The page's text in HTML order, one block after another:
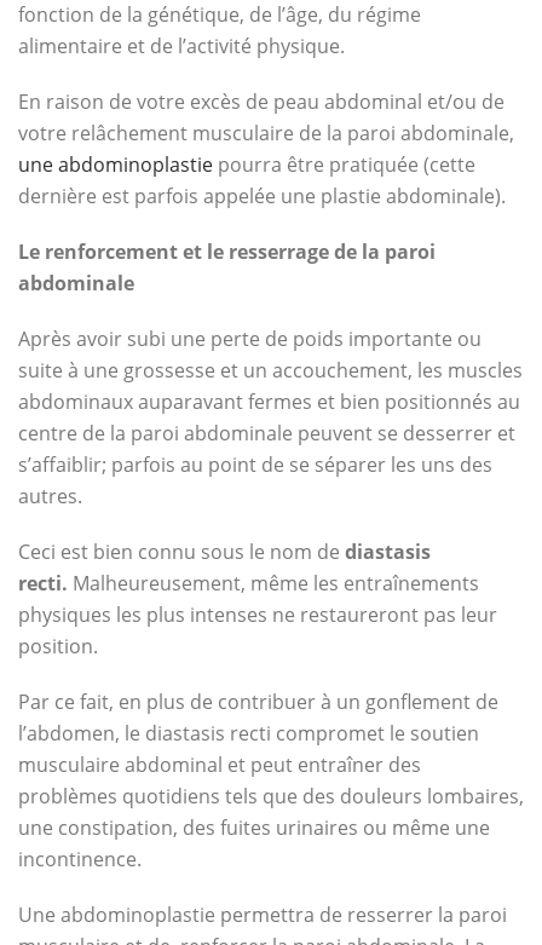
fonction de la génétique, de l’âge, du régime
alimentaire et de l’activité physique.
En raison de votre excès de peau abdominal et/ou de
votre relâchement musculaire de la paroi abdominale,
une abdominoplastie pourra être pratiquée (cette
dernière est parfois appelée une plastie abdominale).
Le renforcement et le resserrage de la paroi
abdominale
Après avoir subi une perte de poids importante ou
suite à une grossesse et un accouchement, les muscles
abdominaux auparavant fermes et bien positionnés au
centre de la paroi abdominale peuvent se desserrer et
s’affaiblir; parfois au point de se séparer les uns des
autres.
Ceci est bien connu sous le nom de diastasis
recti. Malheureusement, même les entraînements
physiques les plus intenses ne restaureront pas leur
position.
Par ce fait, en plus de contribuer à un gonflement de
l’abdomen, le diastasis recti compromet le soutien
musculaire abdominal et peut entraîner des
problèmes quotidiens tels que des douleurs lombaires,
une constipation, des fuites urinaires ou même une
incontinence.
Une abdominoplastie permettra de resserrer la paroi